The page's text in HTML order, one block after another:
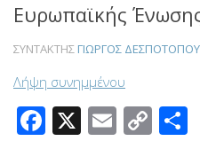
Ευρωπαϊκής
ΣΥΝΤΆΚΤΗΣ ΓΙΏΡΓΟΣ
Λήψη συνημμένου
Facebook
X Email
Copy